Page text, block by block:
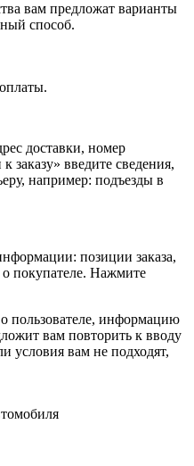
вам предложат варианты
способ.
доставки, номер
заказу» введите сведения,
например: подъезды в
позиции заказа,
покупателе. Нажмите
пользователе, информацию
вам повторить к вводу
условия вам не подходят,